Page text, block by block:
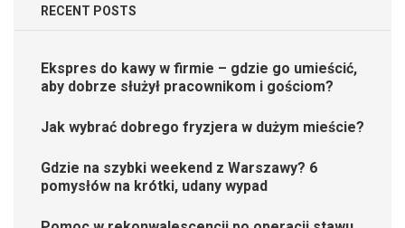
RECENT POSTS
Ekspres do kawy w firmie – gdzie go umieścić,
aby dobrze służył pracownikom i gościom?
Jak wybrać dobrego fryzjera w dużym mieście?
Gdzie na szybki weekend z Warszawy? 6
pomysłów na krótki, udany wypad